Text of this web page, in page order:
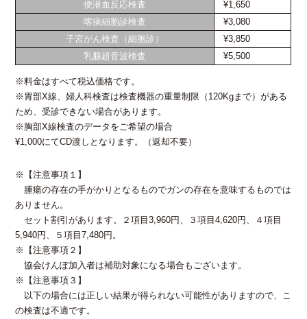
便潜血反応検査
¥1,650
喀痰細胞診検査
¥3,080
子宮がん検査（細胞診）
¥3,850
乳腺超音波検査
¥5,500
※料金はすべて税込価格です。
※胃部X線、婦人科検査は検査機器の重量制限（120Kgまで）がある
ため、受診できない場合があります。
※胸部X線検査のデータをご希望の場合
¥1,000にてCD渡しとなります。（返却不要）
※【注意事項１】
腫瘍の存在の手がかりとなるものでガンの存在を意味するものでは
ありません。
セット割引があります。２項目3,960円、３項目4,620円、４項目
5,940円、５項目7,480円。
※【注意事項２】
協会けんぽ加入者は補助対象になる場合もございます。
※【注意事項３】
以下の場合には正しい結果が得られない可能性がありますので、こ
の検査は不適です。